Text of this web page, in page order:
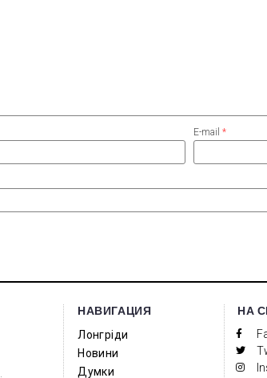
E-mail *
НАВИГАЦИЯ
Лонгріди
Новини
Думки
НА